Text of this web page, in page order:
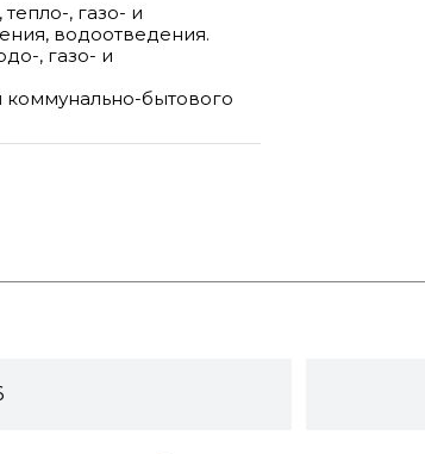
, газо- и
водоотведения.
, газо- и
бытового